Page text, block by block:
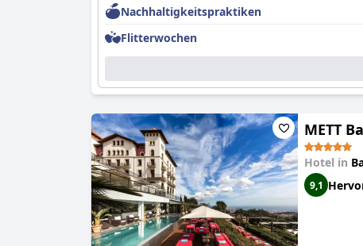
Nachhaltigkeitspraktiken
Flitterwochen
METT
Hotel in
9,1